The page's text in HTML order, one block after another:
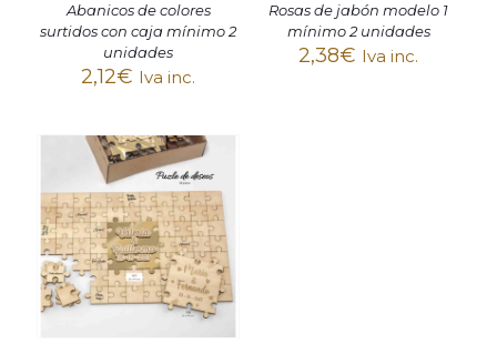
Abanicos de colores
surtidos con caja mínimo 2
unidades
2,12€ Iva inc.
Rosas de jabón modelo 1
mínimo 2 unidades
2,38€ Iva inc.